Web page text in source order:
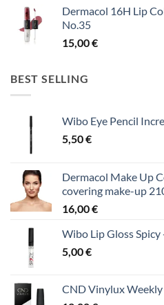
Dermacol 16H Lip
No.35
15,00€
BEST SELLING
Wibo Eye Pencil
5,50€
Dermacol Make Up
covering make-up
16,00€
Wibo Lip Gloss Spicy
5,00€
CND Vinylux Weekly